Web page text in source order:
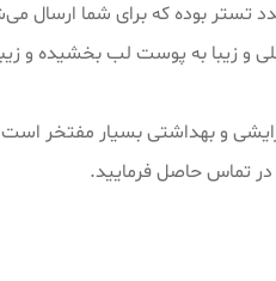
۲۴ ساعته است ی لب ترک نشده و ضد حساسیت می‌باشد در پک‌های ۲۴ عددی
و زیبا به پوست لب بخشیده و
با کیفیت آرایشی و بهداشتی بسیار